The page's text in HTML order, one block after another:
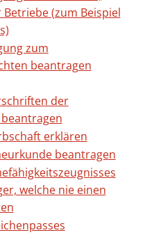
(zum Beispiel
zum
beantragen
der
erklären
beantragen
welche nie einen